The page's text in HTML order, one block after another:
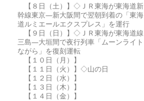
【８日（土）】◇ＪＲ東海が東海道新
幹線東京―新大阪間で翌朝到着の「東海
道ルミエールエクスプレス」を運行
【９日（日）】◇ＪＲ東海が東海道線
三島―大垣間で夜行列車「ムーンライト
ながら」を復刻運転
【１０日（月）】
【１１日（火）】◇山の日
【１２日（水）】
【１３日（木）】
【１４日（金）】